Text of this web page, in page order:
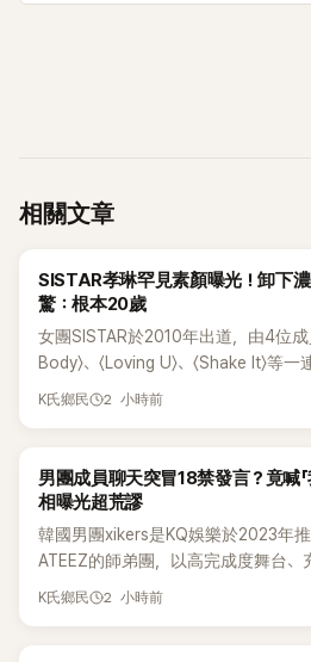
相關文章
K-POP
SISTAR孝琳罕見素顏曝光！卸下
驚：根本20歲
女團SISTAR於2010年出道，由4位
Body〉、〈Loving U〉、〈Shake It〉等
獲封「夏日女王」。不過，團體在出
不僅展現兩人多年不變的好交情，
樣，也意外掀起網友熱議。
K氏鄉民 2 小時前
K-POP
男團成員聊天突冒18禁發言？竟喊
相曝光超荒謬
韓國男團xikers是KQ娛樂於2023年
ATEEZ的師弟團，以高完成度舞台
Hop風格聞名，出道後迅速累積大批
K氏鄉民 2 小時前